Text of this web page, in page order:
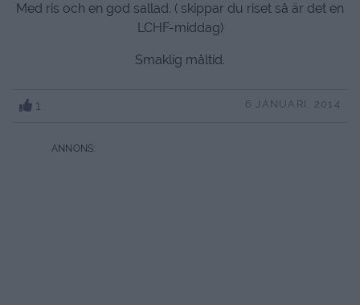
Med ris och en god sallad. ( skippar du riset så är det en
LCHF-middag)
Smaklig måltid.
1 6 JANUARI, 2014